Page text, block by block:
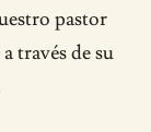
pastor
través de su